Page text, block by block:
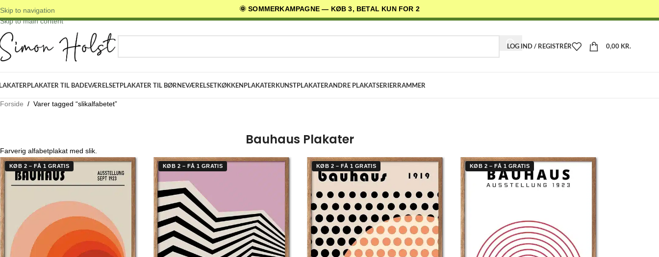
🌞 SOMMERKAMPAGNE — KØB 3, BETAL KUN FOR 2
Skip to navigation
Skip to main content
ORIGINALE DESIGNS ✓ 3-5 DAGES LEVERING ✓ 30 DAGES RETURRET ★ 4,5/5 PÅ TRUSTPILOT
LOG IND / REGISTRÉR 0,00 KR.
PLAKATER TIL BADEVÆRELSETPLAKATER TIL BØRNEVÆRELSETKØKKENPLAKATERKUNSTPLAKATERANDRE PLAKATSERIERRAMMER
Forside / Varer tagged “slikalfabetet”
Bauhaus Plakater
Farverig alfabetplakat med slik.
KØB 2 – FÅ 1 GRATIS KØB 2 – FÅ 1 GRATIS KØB 2 – FÅ 1 GRATIS KØB 2 – FÅ 1 GRATIS